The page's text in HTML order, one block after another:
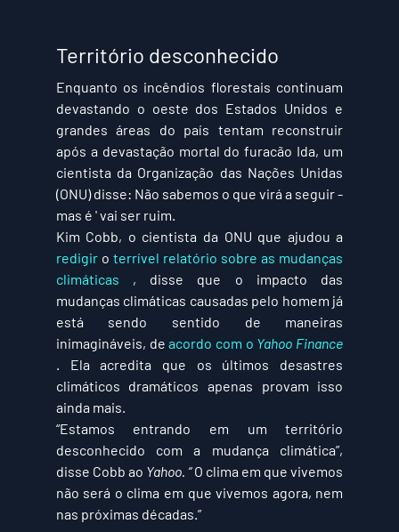
Território desconhecido
Enquanto os incêndios florestais continuam
devastando o oeste dos Estados Unidos e
grandes áreas do país tentam reconstruir
após a devastação mortal do furacão Ida, um
cientista da Organização das Nações Unidas
(ONU) disse: Não sabemos o que virá a seguir -
mas é ' vai ser ruim.
redigir o terrível relatório sobre as mudanças
climáticas , disse que o impacto das
mudanças climáticas causadas pelo homem já
está sendo sentido de maneiras
inimagináveis, de acordo com o Yahoo Finance
. Ela acredita que os últimos desastres
climáticos dramáticos apenas provam isso
ainda mais.
“Estamos entrando em um território
desconhecido com a mudança climática”,
disse Cobb ao Yahoo. “ O clima em que vivemos
não será o clima em que vivemos agora, nem
nas próximas décadas.”